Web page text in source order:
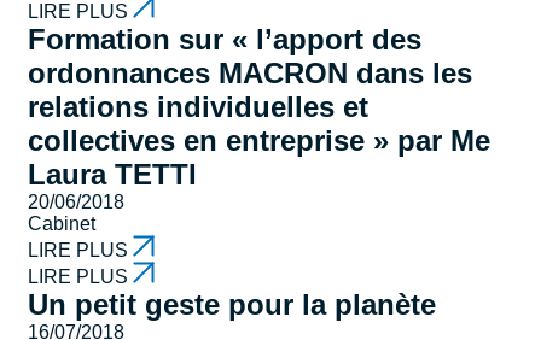
LIRE PLUS
Formation sur « l’apport des
ordonnances MACRON dans les
relations individuelles et
collectives en entreprise » par Me
Laura TETTI
20/06/2018
Cabinet
LIRE PLUS
LIRE PLUS
Un petit geste pour la planète
16/07/2018